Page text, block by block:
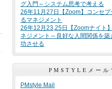
グ入門～システム思考で考える
26年11月27日【Zoom】コンセプ
るマネジメント
26年12月23,25日【Zoomナイト
ネジメント～良好な人間関係を
功させる
PMSTYLEメール
PMstyle Mail